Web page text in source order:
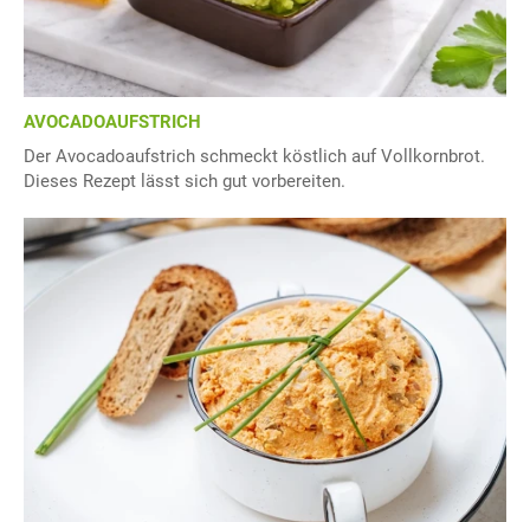
AVOCADOAUFSTRICH
Der Avocadoaufstrich schmeckt köstlich auf Vollkornbrot.
Dieses Rezept lässt sich gut vorbereiten.